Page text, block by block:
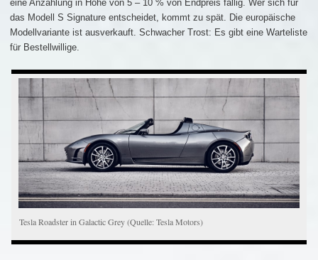
eine Anzahlung in Höhe von 5 – 10 % von Endpreis fällig. Wer sich für
das Modell S Signature entscheidet, kommt zu spät. Die europäische
Modellvariante ist ausverkauft. Schwacher Trost: Es gibt eine Warteliste
für Bestellwillige.
Tesla Roadster in Galactic Grey (Quelle: Tesla Motors)